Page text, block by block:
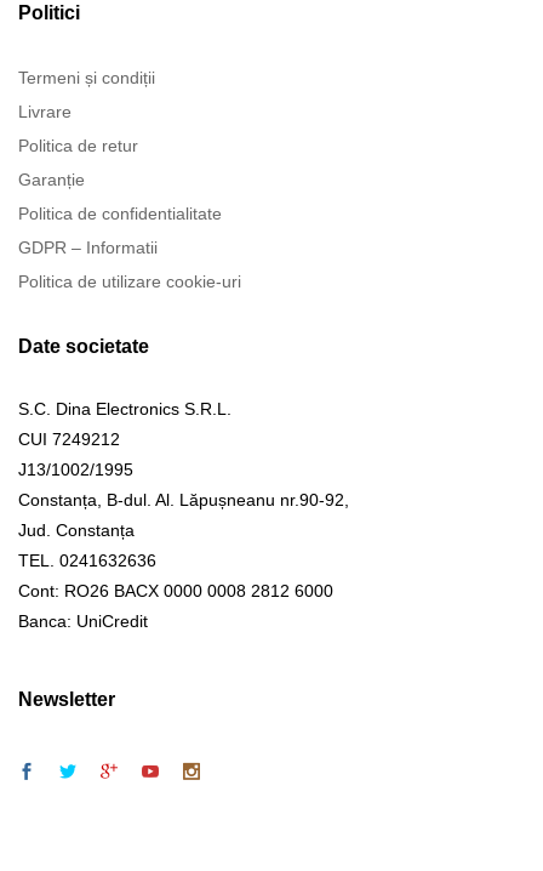
Politici
Termeni și condiții
Livrare
Politica de retur
Garanție
Politica de confidentialitate
GDPR – Informatii
Politica de utilizare cookie-uri
Date societate
S.C. Dina Electronics S.R.L.
CUI 7249212
J13/1002/1995
Constanța, B-dul. Al. Lăpușneanu nr.90-92,
Jud. Constanța
TEL. 0241632636
Cont: RO26 BACX 0000 0008 2812 6000
Banca: UniCredit
Newsletter